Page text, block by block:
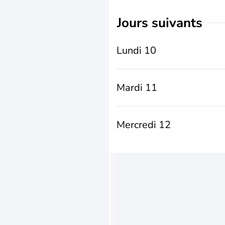
jours suivants
Lundi 10
Mardi 11
Mercredi 12